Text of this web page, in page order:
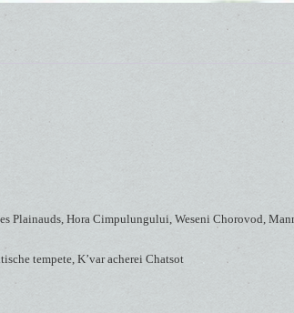
Plainauds, Hora Cimpulungului, Weseni Chorovod,
tempete, K’var acherei Chatsot